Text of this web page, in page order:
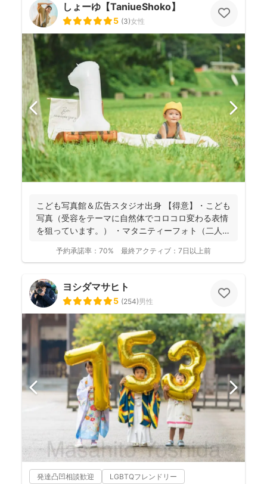
しょーゆ【TaniueShoko】
5 (3)女性
こども写真館＆広告スタジオ出身 【得意】・こども
写真（受容をテーマに自然体でコロコロ変わる表情
を狙っています。） ・マタニティーフォト（二人の
予約承諾率： 70% 最終アクティブ： 7日以上前
ヨシダマサヒト
5 (254)男性
発達凸凹相談歓迎 LGBTQフレンドリー